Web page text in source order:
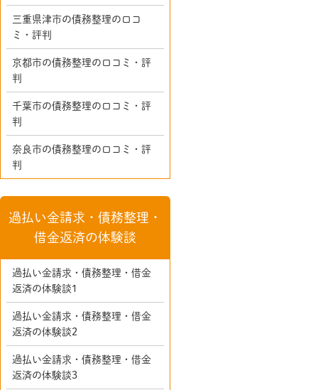
三重県津市の債務整理の口コ
ミ・評判
京都市の債務整理の口コミ・評
判
千葉市の債務整理の口コミ・評
判
奈良市の債務整理の口コミ・評
判
過払い金請求・債務整理・
借金返済の体験談
過払い金請求・債務整理・借金
返済の体験談1
過払い金請求・債務整理・借金
返済の体験談2
過払い金請求・債務整理・借金
返済の体験談3